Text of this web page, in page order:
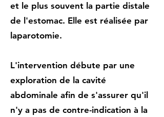
et le plus souvent la partie distale
de l'estomac. Elle est réalisée par
laparotomie.
L'intervention débute par une
exploration de la cavité
abdominale afin de s'assurer qu'il
n'y a pas de contre-indication à la